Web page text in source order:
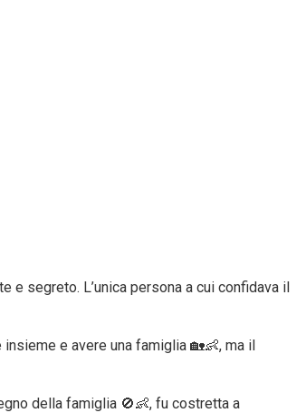
segreto. L’unica persona a cui confidava il
e avere una famiglia 🏡👶, ma il
della famiglia 🚫👶, fu costretta a